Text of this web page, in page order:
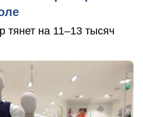
на 11–13 тысяч